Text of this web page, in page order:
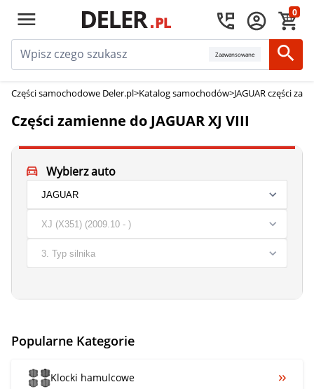
0
Zaawansowane
Części samochodowe Deler.pl>Katalog samochodów>JAGUAR części
Części zamienne do JAGUAR XJ VIII
Wybierz auto
Popularne Kategorie
Klocki hamulcowe